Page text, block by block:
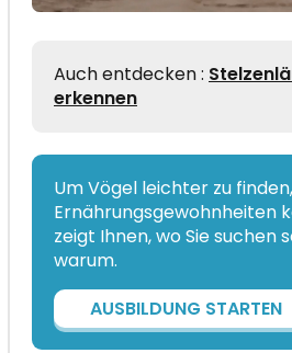
Auch entdecken :
erkennen
Um Vögel leichter zu
Ernährungsgewohnheiten
zeigt Ihnen, wo Sie suchen
warum.
AUSBILDUNG STARTEN